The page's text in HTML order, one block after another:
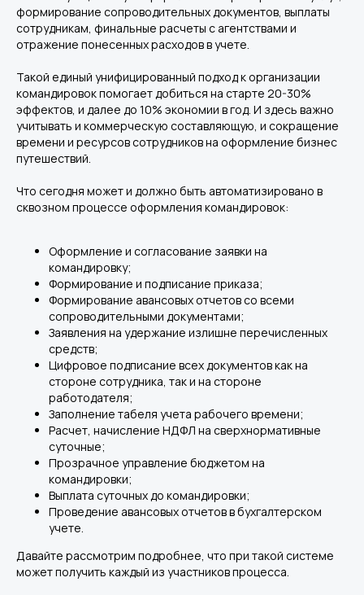
формирование сопроводительных документов, выплаты
сотрудникам, финальные расчеты с агентствами и
отражение понесенных расходов в учете.
Такой единый унифицированный подход к организации
командировок помогает добиться на старте 20-30%
эффектов, и далее до 10% экономии в год. И здесь важно
учитывать и коммерческую составляющую, и сокращение
времени и ресурсов сотрудников на оформление бизнес
путешествий.
Что сегодня может и должно быть автоматизировано в
сквозном процессе оформления командировок:
Оформление и согласование заявки на
командировку;
Формирование и подписание приказа;
Формирование авансовых отчетов со всеми
сопроводительными документами;
Заявления на удержание излишне перечисленных
средств;
Цифровое подписание всех документов как на
стороне сотрудника, так и на стороне
работодателя;
Заполнение табеля учета рабочего времени;
Расчет, начисление НДФЛ на сверхнормативные
суточные;
Прозрачное управление бюджетом на
командировки;
Выплата суточных до командировки;
Проведение авансовых отчетов в бухгалтерском
учете.
Давайте рассмотрим подробнее, что при такой системе
может получить каждый из участников процесса.